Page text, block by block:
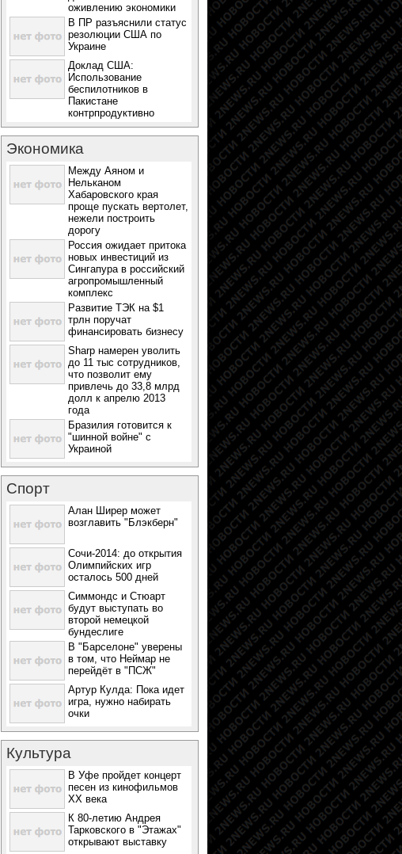
оживлению экономики
В ПР разъяснили статус
резолюции США по
Украине
Доклад США:
Использование
беспилотников в
Пакистане
контрпродуктивно
Экономика
Между Аяном и
Нельканом
Хабаровского края
проще пускать вертолет,
нежели построить
дорогу
Россия ожидает притока
новых инвестиций из
Сингапура в российский
агропромышленный
комплекс
Развитие ТЭК на $1
трлн поручат
финансировать бизнесу
Sharp намерен уволить
до 11 тыс сотрудников,
что позволит ему
привлечь до 33,8 млрд
долл к апрелю 2013
года
Бразилия готовится к
"шинной войне" с
Украиной
Спорт
Алан Ширер может
возглавить "Блэкберн"
Сочи-2014: до открытия
Олимпийских игр
осталось 500 дней
Симмондс и Стюарт
будут выступать во
второй немецкой
бундеслиге
В "Барселоне" уверены
в том, что Неймар не
перейдёт в "ПСЖ"
Артур Кулда: Пока идет
игра, нужно набирать
очки
Культура
В Уфе пройдет концерт
песен из кинофильмов
ХХ века
К 80-летию Андрея
Тарковского в "Этажах"
открывают выставку